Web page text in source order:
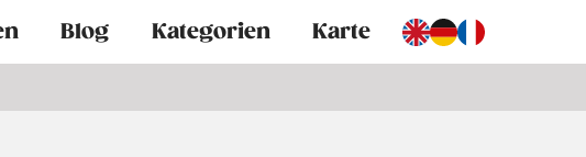
Blog Kategorien Karte